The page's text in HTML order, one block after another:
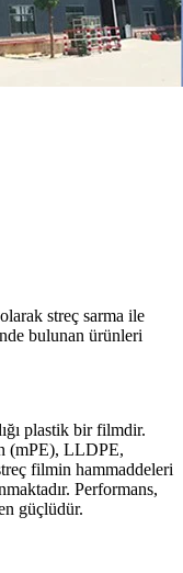
streç sarma ile
bulunan ürünleri
plastik bir filmdir.
(mPE), LLDPE,
filmin hammaddeleri
Performans,
güçlüdür.